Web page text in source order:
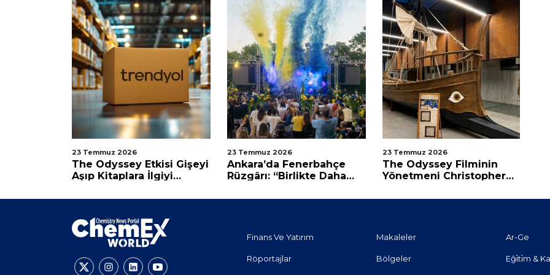
Ortak
23 Temmuz 2026
The Odyssey Etkisi Gişeyi
Aşıp Kitaplara İlgiyi
23 Temmuz 2026
Ankara’da Fenerbahçe
Rüzgârı: “Birlikte Daha
23 Temmuz 2026
The Odyssey Filminin
Yönetmeni Christopher
Finans Ve Yatırım
Röportajlar
Makaleler
Bölgeler
Ar-Ge
Eği̇ti̇m &